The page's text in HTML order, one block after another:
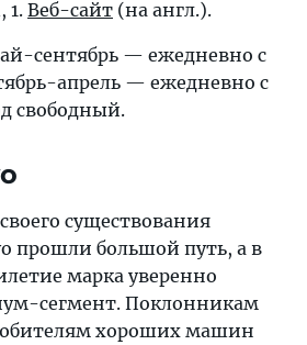
1. Веб-сайт (на англ.).
сентябрь — ежедневно с
апрель — ежедневно с
свободный.
существования
прошли большой путь, а в
марка уверенно
сегмент. Поклонникам
хороших машин